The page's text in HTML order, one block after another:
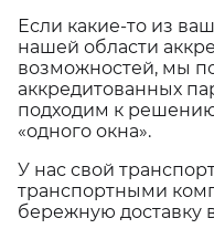
Если какие-то из
нашей области
возможностей, мы
аккредитованных
подходим к
«одного окна».
У нас свой
транспортными
бережную доставку